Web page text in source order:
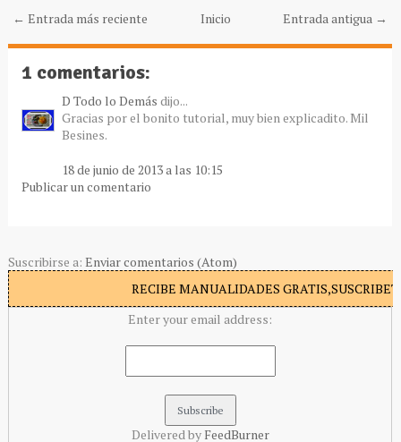
← Entrada más reciente Entrada antigua →
Inicio
1 comentarios:
D Todo lo Demás dijo...
Gracias por el bonito tutorial, muy bien explicadito. Mil
Besines.
18 de junio de 2013 a las 10:15
Publicar un comentario
Suscribirse a: Enviar comentarios (Atom)
RECIBE MANUALIDADES
Enter your email address:
Delivered by FeedBurner